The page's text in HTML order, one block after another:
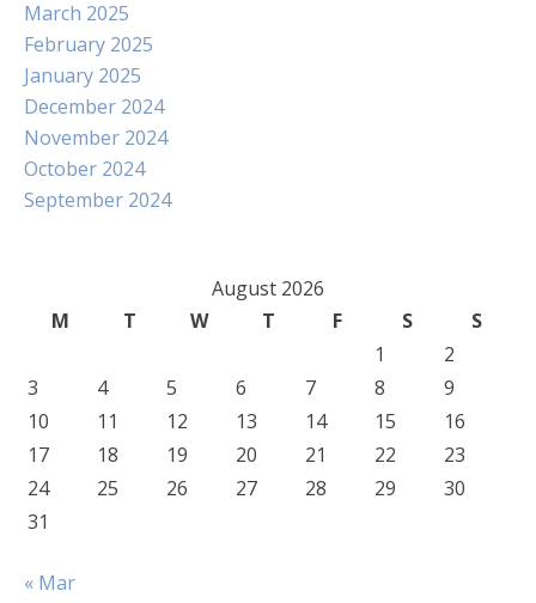
March 2025
February 2025
January 2025
December 2024
November 2024
October 2024
September 2024
August 2026
M
T W T F S
S
1
2
3
4 5 6 7 8
9
10
11 12 13 14 15
16
17
18 19 20 21 22
23
24
25 26 27 28 29
30
31
« Mar